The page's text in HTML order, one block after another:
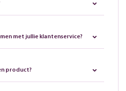
met jullie klantenservice?
product?